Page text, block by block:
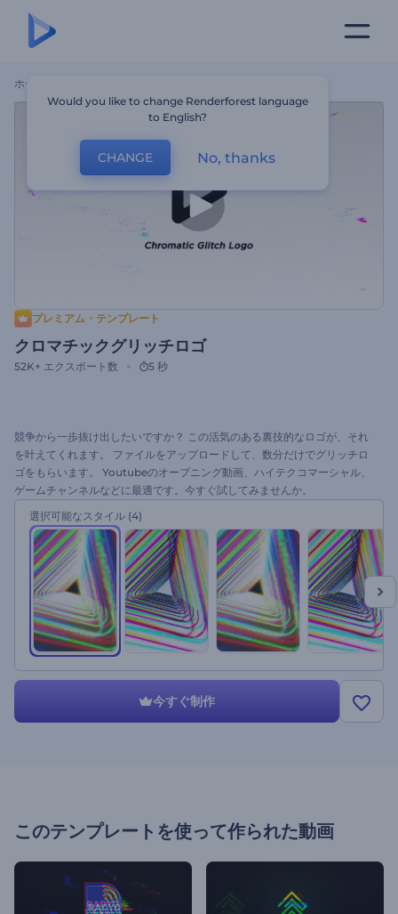
ホーム
プレミアム・テンプレート
クロマチックグリッチロゴ
52K+ エクスポート数 5 秒
競争から一歩抜け出したいですか？ この活気のある裏技的なロゴが、それ
を叶えてくれます。 ファイルをアップロードして、数分だけでグリッチロ
ゴをもらいます。 Youtubeのオープニング動画、ハイテクコマーシャル、
ゲームチャンネルなどに最適です。今すぐ試してみませんか。
選択可能なスタイル (4)
今すぐ制作
このテンプレートを使って作られた動画
Would you like to change Renderforest language
to English?
CHANGE No, thanks